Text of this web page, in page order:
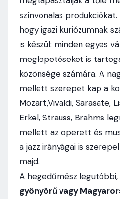
színvonalas
hogy igazi kuriózumnak
is készül: minden egyes
meglepetéseket is
közönsége számára. A
mellett szerepet kap a
Mozart,Vivaldi, Sarasate,
Erkel, Strauss, Brahms
mellett az operett és
a jazz irányágai is
majd.
A hegedűmész legutóbbi,
gyönyörű vagy